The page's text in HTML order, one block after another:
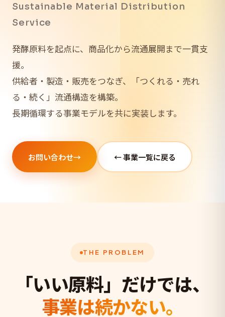
Sustainable Material Distribution
Service
発酵原料を起点に、商品化から流通展開まで一貫支
援。
供給者・製造・販売をつなぎ、「つくれる・売れ
る・続く」流通構造を構築。
長期循環する事業モデルを共に実装します。
お問い合わせ→ ← 事業一覧に戻る
THE PROBLEM
「いい原料」だけでは、
事業は続かない。